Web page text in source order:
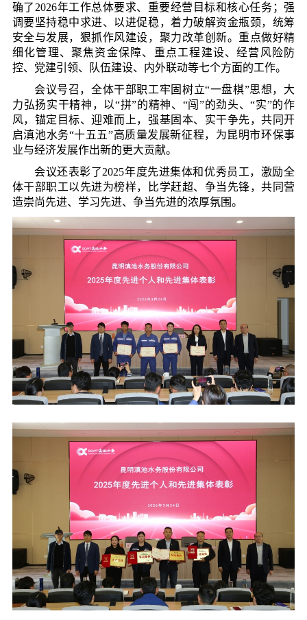
确了2026年工作总体要求、重要经营目标和核心任务；强
调要坚持稳中求进、以进促稳，着力破解资金瓶颈，统筹
安全与发展，狠抓作风建设，聚力改革创新。重点做好精
细化管理、聚焦资金保障、重点工程建设、经营风险防
控、党建引领、队伍建设、内外联动等七个方面的工作。
会议号召，全体干部职工牢固树立“一盘棋”思想，大
力弘扬实干精神，以“拼”的精神、“闯”的劲头、“实”的作
风，锚定目标、迎难而上，强基固本、实干争先，共同开
启滇池水务“十五五”高质量发展新征程，为昆明市环保事
业与经济发展作出新的更大贡献。
会议还表彰了2025年度先进集体和优秀员工，激励全
体干部职工以先进为榜样，比学赶超、争当先锋，共同营
造崇尚先进、学习先进、争当先进的浓厚氛围。